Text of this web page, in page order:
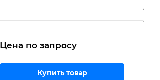
Цена по запросу
Купить товар